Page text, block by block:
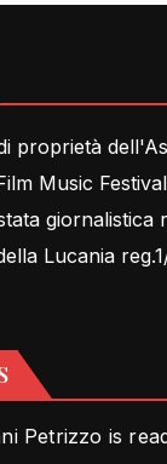
proprietà
Music
giornalistica
Lucania
Petrizzo is